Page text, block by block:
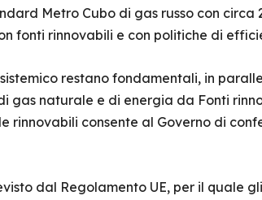
Metro Cubo di gas russo con circa
fonti rinnovabili e con politiche di
restano fondamentali, in
gas naturale e di energia da Fonti
rinnovabili consente al Governo di
dal Regolamento UE, per il quale